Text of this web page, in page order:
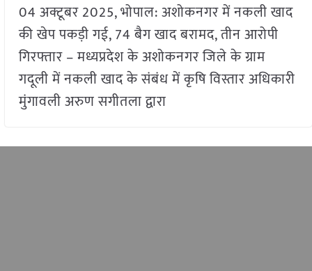
04 अक्टूबर 2025, भोपाल: अशोकनगर में नकली खाद
की खेप पकड़ी गई, 74 बैग खाद बरामद, तीन आरोपी
गिरफ्तार – मध्यप्रदेश के अशोकनगर जिले के ग्राम
गदूली में नकली खाद के संबंध में कृषि विस्तार अधिकारी
मुंगावली अरुण सगीतला द्वारा